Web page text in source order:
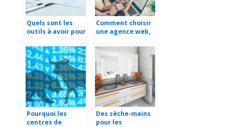
Quels sont les
outils à avoir pour
stratégie
marketing ?
Comment choisir
une agence web,
collaboration à
long terme ?
Pourquoi les
centres de
Des sèche-mains
pour les